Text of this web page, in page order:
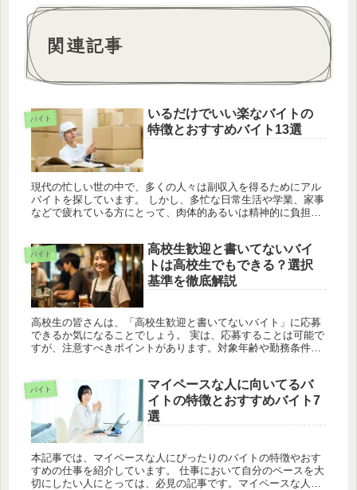
関連記事
バイト
いるだけでいい楽なバイトの
特徴とおすすめバイト13選
現代の忙しい世の中で、多くの人々は副収入を得るためにアル
バイトを探しています。 しかし、多忙な日常生活や学業、家事
などで疲れている方にとって、肉体的あるいは精神的に負担が
バイト
高校生歓迎と書いてないバイ
トは高校生でもできる？選択
基準を徹底解説
高校生の皆さんは、「高校生歓迎と書いてないバイト」に応募
できるか気になることでしょう。 実は、応募することは可能で
すが、注意すべきポイントがあります。対象年齢や勤務条件を
バイト
マイペースな人に向いてるバ
イトの特徴とおすすめバイト7
選
本記事では、マイペースな人にぴったりのバイトの特徴やおす
すめの仕事を紹介しています。 仕事において自分のペースを大
切にしたい人にとっては、必見の記事です。マイペースな人に